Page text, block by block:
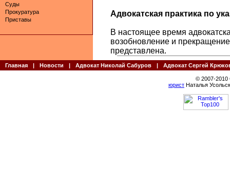
Суды
Прокуратура
Приставы
Адвокатская практика по
В настоящее время
возобновление и
представлена.
Главная | Новости | Адвокат Николай Сабуров | Адвокат Сергей
© 2007-
юрист Наталья